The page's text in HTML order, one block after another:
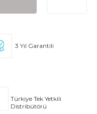
3 Yıl Garantili
Türkiye Tek Yetkili
Distribütörü